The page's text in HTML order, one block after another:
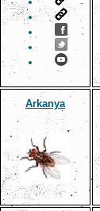
Arkanya